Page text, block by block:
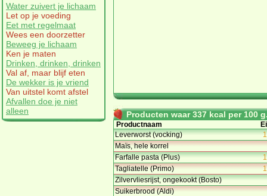
Water zuivert je lichaam
Let op je voeding
Eet met regelmaat
Wees een doorzetter
Beweeg je lichaam
Ken je maten
Drinken, drinken, drinken
Val af, maar blijf eten
De wekker is je vriend
Van uitstel komt afstel
Afvallen doe je niet
alleen
Producten waar 337 kcal per 100
Productnaam
Leverworst (vocking)
Maïs, hele korrel
Farfalle pasta (Plus)
Tagliatelle (Primo)
Zilvervliesrijst, ongekookt (Bosto)
Suikerbrood (Aldi)